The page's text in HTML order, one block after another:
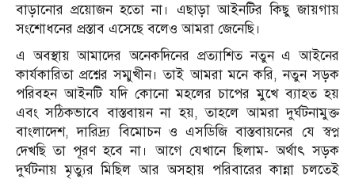
বাড়ানোর প্রয়োজন হতো না। এছাড়া আইনটির কিছু জায়গায়
সংশোধনের প্রস্তাব এসেছে বলেও আমরা জেনেছি।
এ অবস্থায় আমাদের অনেকদিনের প্রত্যাশিত নতুন এ আইনের
কার্যকারিতা প্রশ্নের সম্মুখীন। তাই আমরা মনে করি, নতুন সড়ক
পরিবহন আইনটি যদি কোনো মহলের চাপের মুখে ব্যাহত হয়
এবং সঠিকভাবে বাস্তবায়ন না হয়, তাহলে আমরা দুর্ঘটনামুক্ত
বাংলাদেশ, দারিদ্র্য বিমোচন ও এসডিজি বাস্তবায়নের যে স্বপ্ন
দেখছি তা পূরণ হবে না। আগে যেখানে ছিলাম- অর্থাৎ সড়ক
দুর্ঘটনায় মৃত্যুর মিছিল আর অসহায় পরিবারের কান্না চলতেই